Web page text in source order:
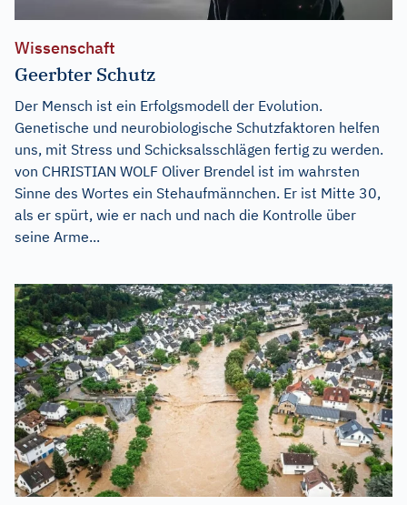
Wissenschaft
Geerbter Schutz
Der Mensch ist ein Erfolgsmodell der Evolution.
Genetische und neurobiologische Schutzfaktoren helfen
uns, mit Stress und Schicksalsschlägen fertig zu werden.
von CHRISTIAN WOLF Oliver Brendel ist im wahrsten
Sinne des Wortes ein Stehaufmännchen. Er ist Mitte 30,
als er spürt, wie er nach und nach die Kontrolle über
seine Arme...